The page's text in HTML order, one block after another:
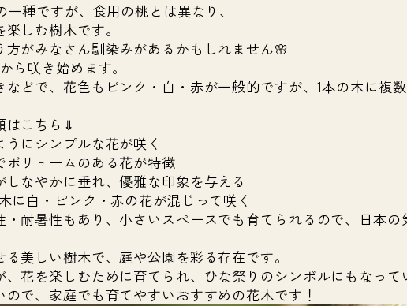
一種ですが、食用の桃とは異なり、
しむ樹木です。
がみなさん馴染みがあるかもしれません🌸
ら咲き始めます。
どで、花色もピンク・白・赤が一般的ですが、1本の木に複
はこちら⇓
にシンプルな花が咲く
リュームのある花が特徴
なやかに垂れ、優雅な印象を与える
白・ピンク・赤の花が混じって咲く
・耐暑性もあり、小さいスペースでも育てられるので、日本
美しい樹木で、庭や公園を彩る存在です。
花を楽しむために育てられ、ひな祭りのシンボルにもなって
で、家庭でも育てやすいおすすめの花木です！